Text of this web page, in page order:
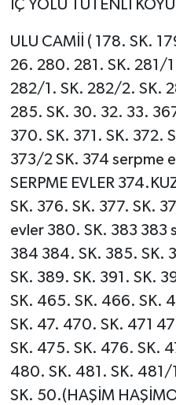
İÇ YOLU TÜTENLİ
ULU CAMİİ ( 178. SK.
26. 280. 281. SK. 281/
282/1. SK. 282/2. SK.
285. SK. 30. 32. 33.
370. SK. 371. SK. 372.
373/2 SK. 374 serpme
SERPME EVLER
SK. 376. SK. 377. SK.
evler 380. SK. 383 383
384 384. SK. 385. SK.
SK. 389. SK. 391. SK.
SK. 465. SK. 466. SK.
SK. 47. 470. SK. 471
SK. 475. SK. 476. SK.
480. SK. 481. SK.
SK. 50.(HAŞİM